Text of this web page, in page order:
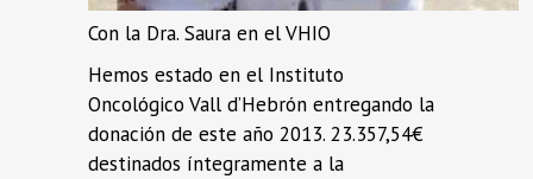
Con la Dra. Saura en el VHIO
Hemos estado en el Instituto
Oncológico Vall d’Hebrón entregando la
donación de este año 2013. 23.357,54€
destinados íntegramente a la